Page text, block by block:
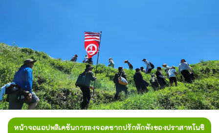
หน้าจอแอปพลิเคชันการลงจอดซากปรักหักพังของปราสาทโนชิ